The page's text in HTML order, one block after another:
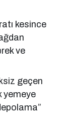
kesince
ve
geçen
yemeye